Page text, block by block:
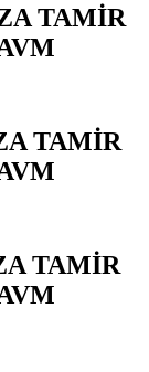
TAMİR
TAMİR
TAMİR